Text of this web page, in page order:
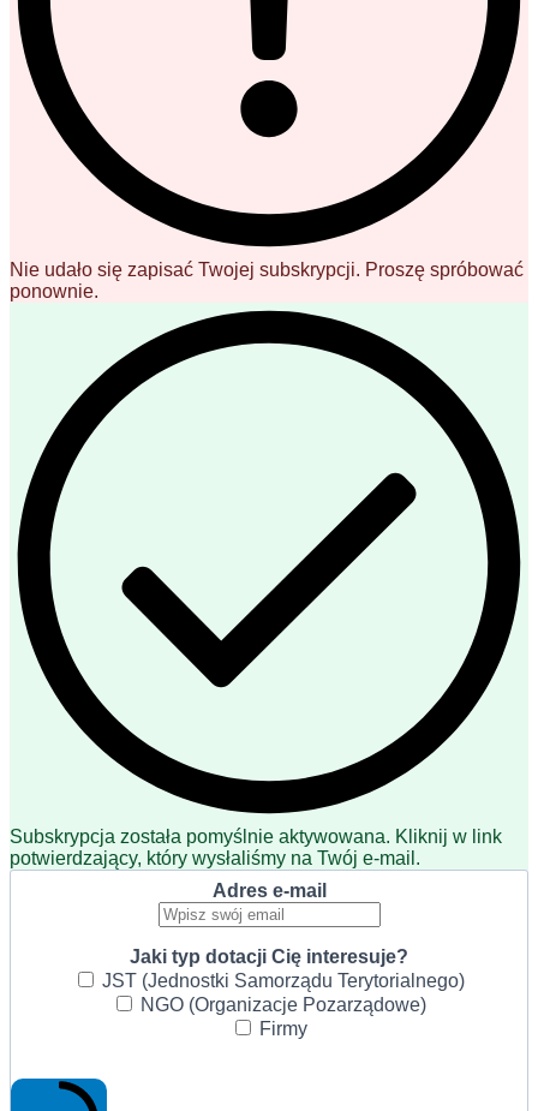
Nie udało się zapisać Twojej subskrypcji. Proszę spróbować
ponownie.
Subskrypcja została pomyślnie aktywowana. Kliknij w link
potwierdzający, który wysłaliśmy na Twój e-mail.
Adres e-mail
Jaki typ dotacji Cię interesuje?
JST (Jednostki Samorządu Terytorialnego)
NGO (Organizacje Pozarządowe)
Firmy